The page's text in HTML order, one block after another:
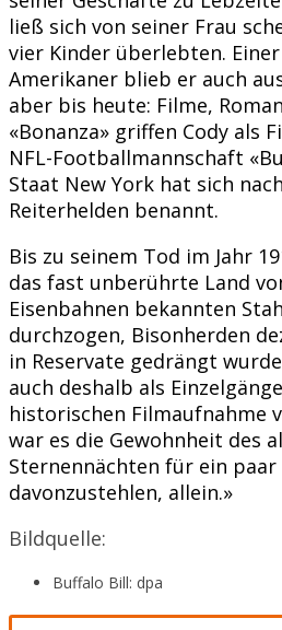
ließ sich von seiner Frau
vier Kinder überlebten.
Amerikaner blieb er auch
aber bis heute: Filme,
«Bonanza» griffen Cody als
NFL-Footballmannschaft
Staat New York hat sich
Reiterhelden benannt.
Bis zu seinem Tod im Jahr
das fast unberührte Land
Eisenbahnen bekannten
durchzogen, Bisonherden
in Reservate gedrängt
auch deshalb als
historischen Filmaufnahme
war es die Gewohnheit des
Sternennächten für ein paar
davonzustehlen, allein.»
Bildquelle:
Buffalo Bill: dpa